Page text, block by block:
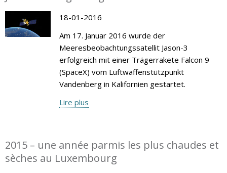
18-01-2016
Am 17. Januar 2016 wurde der
Meeresbeobachtungssatellit Jason-3
erfolgreich mit einer Trägerrakete Falcon 9
(SpaceX) vom Luftwaffenstützpunkt
Vandenberg in Kalifornien gestartet.
Lire plus
2015 – une année parmis les plus chaudes et
sèches au Luxembourg